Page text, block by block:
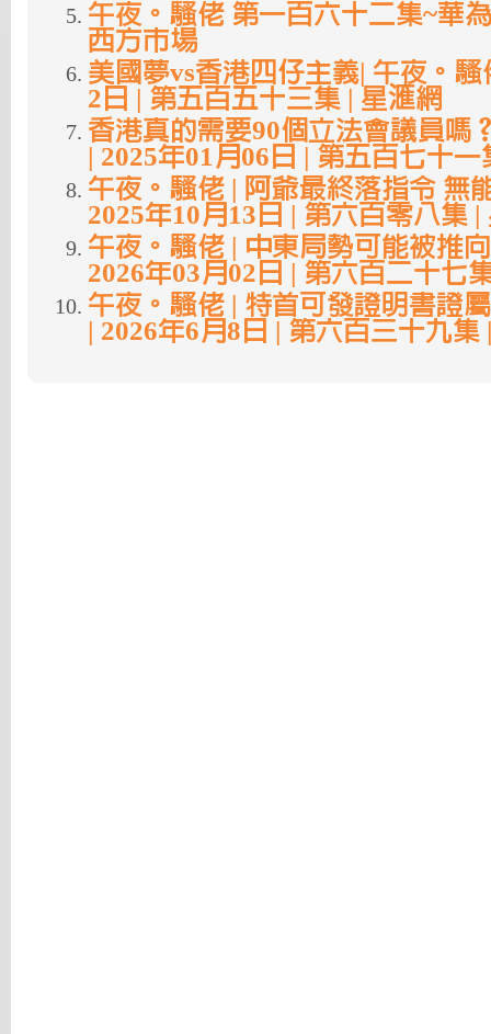
午夜。騷佬 第一百六十二集~華
西方市場
美國夢vs香港四仔主義| 午夜。騷
2日 | 第五百五十三集 | 星滙網
香港真的需要90個立法會議員嗎
| 2025年01月06日 | 第五百七十
午夜。騷佬 | 阿爺最終落指令 無
2025年10月13日 | 第六百零八集 |
午夜。騷佬 | 中東局勢可能被推
2026年03月02日 | 第六百二十七
午夜。騷佬 | 特首可發證明書證
| 2026年6月8日 | 第六百三十九集